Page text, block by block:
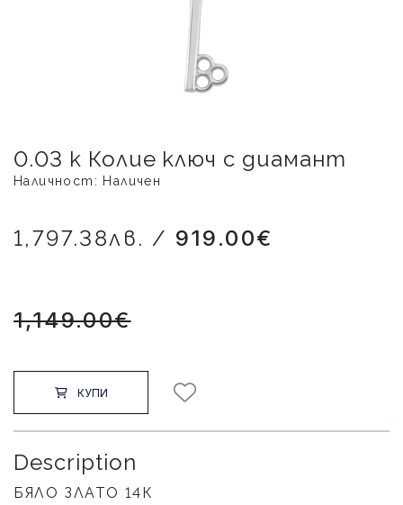
0.03 к Колие ключ с диамант
Наличност: Наличен
1,797.38лв. / 919.00€
1,149.00€
КУПИ
Description
БЯЛО ЗЛАТО 14К